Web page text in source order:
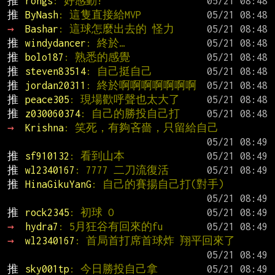
推
ByNash: 這隻直接給MVP
→
Bashar : 這球怎麼出去的 怪力
推
windydancer : 終於…
推
bolo187 : 熟悉的感覺
推
steven83514: 自己挺自己
推
jordan20311 : 終於啊啊啊啊啊啊啊
推
peace305 : 現場歡呼聲也太大了
推
z030060374: 自己的勝投自己打
→
Krishna: 笑死，有夠吝嗇，只留給自己
推
sf910132 : 看到山本
推
wl2340167 : 7777 二刀流復活
推
HinaGikuYanG: 自己的賽揚自己打(對手)
推
rock2345 : 初球 O
→
hydra7 : 5月狂谷有回來的fu
→
wl2340167 : 首局首打席首球炸 翔平回來了
推
sky001tp : 今日勝投自己拿